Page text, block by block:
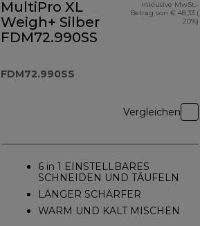
MultiPro XL
Weigh+ Silber
FDM72.990SS
FDM72.990SS
Inklusive MwSt.-
Betrag von € 48,33 (
20%)
Vergleichen
6 in 1 EINSTELLBARES
SCHNEIDEN UND TÄUFELN
LÄNGER SCHÄRFER
WARM UND KALT MISCHEN